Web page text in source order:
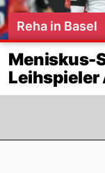
Reha in Basel
Meniskus-
Leihspieler